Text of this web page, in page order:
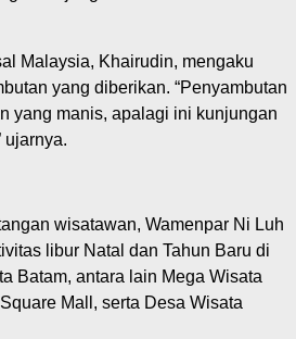
Malaysia, Khairudin, mengaku
yang diberikan. “Penyambutan
yang manis, apalagi ini kunjungan
ujarnya.
wisatawan, Wamenpar Ni Luh
libur Natal dan Tahun Baru di
Batam, antara lain Mega Wisata
Mall, serta Desa Wisata